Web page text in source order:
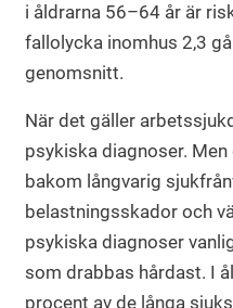
i åldrarna 56–64 år är
fallolycka inomhus 2,3
genomsnitt.
När det gäller
psykiska diagnoser.
bakom långvarig
belastningsskador och
psykiska diagnoser
som drabbas hårdast. I
procent av de långa